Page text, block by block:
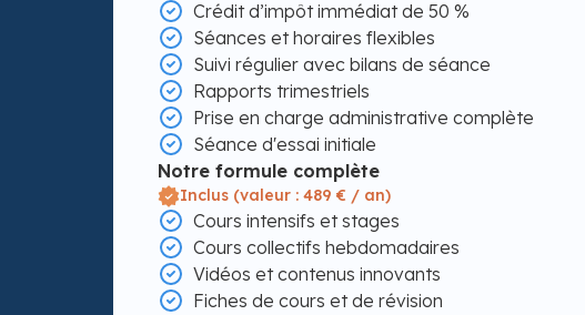
Crédit d’impôt immédiat de 50 %
Séances et horaires flexibles
Suivi régulier avec bilans de séance
Rapports trimestriels
Prise en charge administrative complète
Séance d'essai initiale
Notre formule complète
Inclus (valeur : 489 € / an)
Cours intensifs et stages
Cours collectifs hebdomadaires
Vidéos et contenus innovants
Fiches de cours et de révision